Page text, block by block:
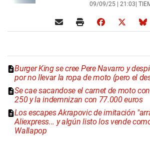
09/09/25 | 21:03 |
Burger King se cree Pere Navarro y
por no llevar la ropa de moto (pero el
Se cae sacandose el carnet de moto
250 y la indemnizan con 77.000 euros
Los escapes Akrapovic de imitación
Aliexpress... y algún listo los vende
Wallapop